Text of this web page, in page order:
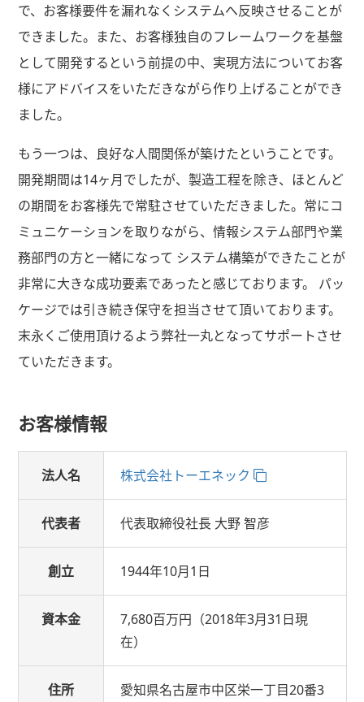
で、お客様要件を漏れなくシステムへ反映させることが
できました。また、お客様独自のフレームワークを基盤
として開発するという前提の中、実現方法についてお客
様にアドバイスをいただきながら作り上げることができ
ました。
もう一つは、良好な人間関係が築けたということです。
開発期間は14ヶ月でしたが、製造工程を除き、ほとんど
の期間をお客様先で常駐させていただきました。常にコ
ミュニケーションを取りながら、情報システム部門や業
務部門の方と一緒になって システム構築ができたことが
非常に大きな成功要素であったと感じております。 パッ
ケージでは引き続き保守を担当させて頂いております。
末永くご使用頂けるよう弊社一丸となってサポートさせ
ていただきます。
お客様情報
法人名 株式会社トーエネック
代表者 代表取締役社長 大野 智彦
創立 1944年10月1日
資本金
7,680百万円（2018年3月31日現
在）
住所
愛知県名古屋市中区栄一丁目20番3